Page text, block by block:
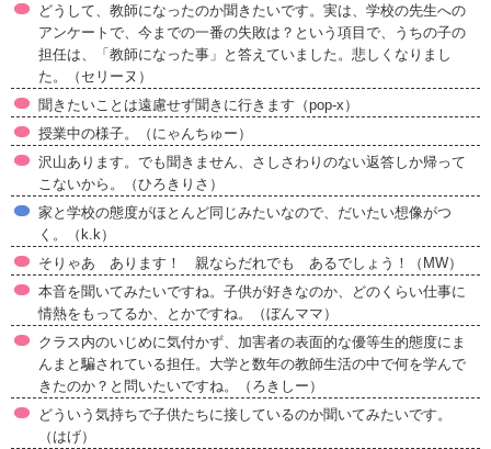
どうして、教師になったのか聞きたいです。実は、学校の先生への
アンケートで、今までの一番の失敗は？という項目で、うちの子の
担任は、「教師になった事」と答えていました。悲しくなりまし
た。（セリーヌ）
聞きたいことは遠慮せず聞きに行きます（pop-x）
授業中の様子。（にゃんちゅー）
沢山あります。でも聞きません、さしさわりのない返答しか帰って
こないから。（ひろきりさ）
家と学校の態度がほとんど同じみたいなので、だいたい想像がつ
く。（k.k）
そりゃあ あります！ 親ならだれでも あるでしょう！（MW）
本音を聞いてみたいですね。子供が好きなのか、どのくらい仕事に
情熱をもってるか、とかですね。（ぼんママ）
クラス内のいじめに気付かず、加害者の表面的な優等生的態度にま
んまと騙されている担任。大学と数年の教師生活の中で何を学んで
きたのか？と問いたいですね。（ろきしー）
どういう気持ちで子供たちに接しているのか聞いてみたいです。
（はげ）